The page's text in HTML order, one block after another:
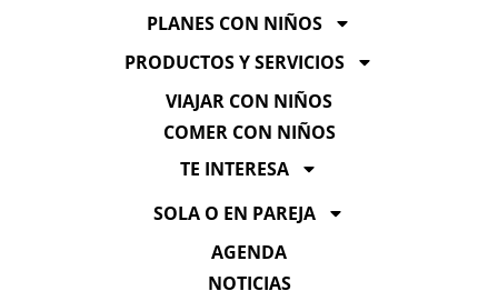
PLANES CON NIÑOS
PRODUCTOS Y SERVICIOS
VIAJAR CON NIÑOS
COMER CON NIÑOS
TE INTERESA
SOLA O EN PAREJA
AGENDA
NOTICIAS